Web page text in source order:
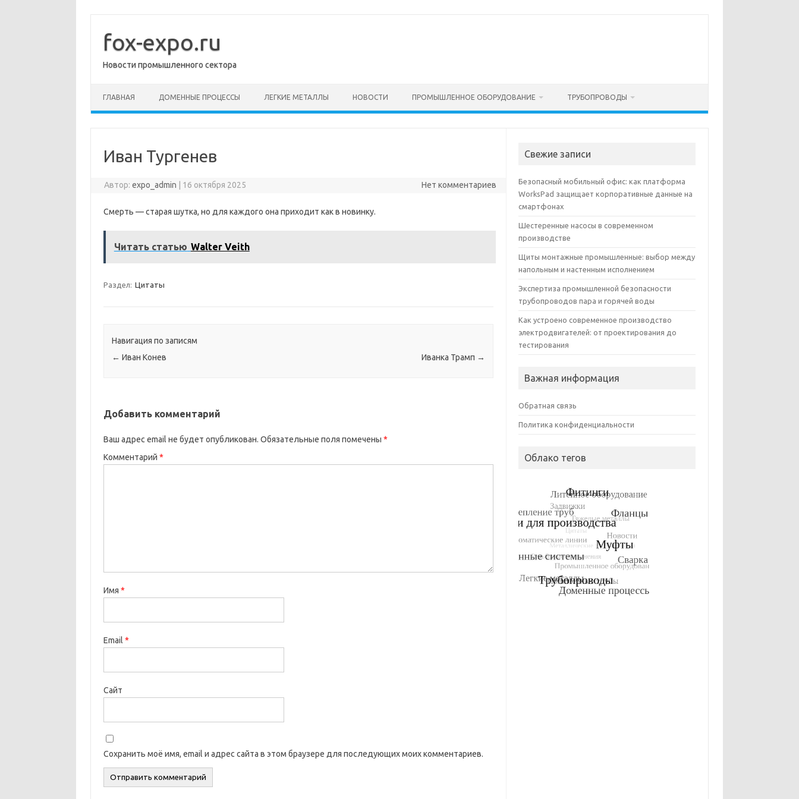
содержимому
fox-expo.ru
Новости промышленного сектора
ГЛАВНАЯ ДОМЕННЫЕ ПРОЦЕССЫ ЛЕГКИЕ МЕТАЛЛЫ НОВОСТИ ПРОМЫШЛЕННОЕ ОБОРУДОВАНИЕ ТРУБОПРОВОДЫ
Иван Тургенев
Автор:expo_admin 16 октября 2025 Нет комментариев
Смерть — старая шутка, но для каждого она приходит как в новинку.
Читать статью Walter Veith
Раздел: Цитаты
Навигация по записям
← Иван Конев Иванка Трамп →
Добавить комментарий
Ваш адрес email не будет опубликован. Обязательные поля помечены *
Комментарий *
Имя *
Email *
Сайт
Сохранить моё имя, email и адрес сайта в этом браузере для последующих моих комментариев.
Свежие записи
Безопасный мобильный офис: как платформа
WorksPad защищает корпоративные данные на
смартфонах
Шестеренные насосы в современном
производстве
Щиты монтажные промышленные: выбор между
напольным и настенным исполнением
Экспертиза промышленной безопасности
трубопроводов пара и горячей воды
Как устроено современное производство
электродвигателей: от проектирования до
тестирования
Важная информация
Обратная связь
Политика конфиденциальности
Облако тегов